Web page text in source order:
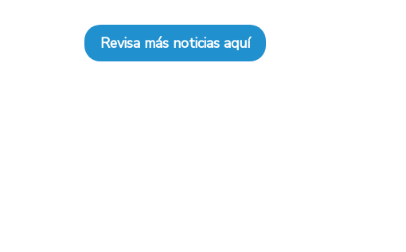
Revisa más noticias aquí